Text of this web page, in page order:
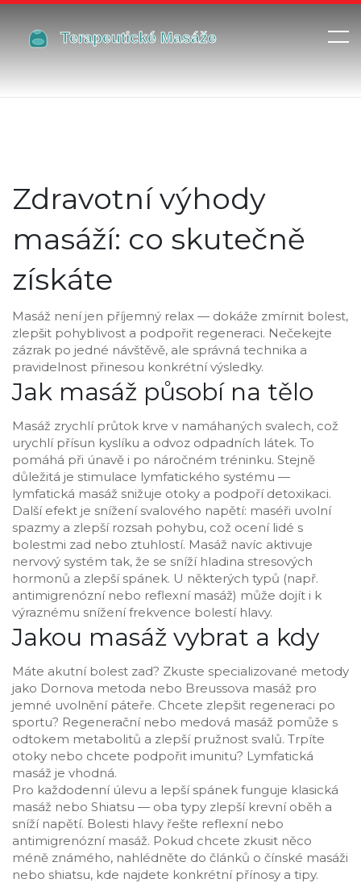
Zdravotní výhody
masáží: co skutečně
získáte
Masáž není jen příjemný relax — dokáže zmírnit bolest,
zlepšit pohyblivost a podpořit regeneraci. Nečekejte
zázrak po jedné návštěvě, ale správná technika a
pravidelnost přinesou konkrétní výsledky.
Jak masáž působí na tělo
Masáž zrychlí průtok krve v namáhaných svalech, což
urychlí přísun kyslíku a odvoz odpadních látek. To
pomáhá při únavě i po náročném tréninku. Stejně
důležitá je stimulace lymfatického systému —
lymfatická masáž snižuje otoky a podpoří detoxikaci.
Další efekt je snížení svalového napětí: maséři uvolní
spazmy a zlepší rozsah pohybu, což ocení lidé s
bolestmi zad nebo ztuhlostí. Masáž navíc aktivuje
nervový systém tak, že se sníží hladina stresových
hormonů a zlepší spánek. U některých typů (např.
antimigrenózní nebo reflexní masáž) může dojít i k
výraznému snížení frekvence bolestí hlavy.
Jakou masáž vybrat a kdy
Máte akutní bolest zad? Zkuste specializované metody
jako Dornova metoda nebo Breussova masáž pro
jemné uvolnění páteře. Chcete zlepšit regeneraci po
sportu? Regenerační nebo medová masáž pomůže s
odtokem metabolitů a zlepší pružnost svalů. Trpíte
otoky nebo chcete podpořit imunitu? Lymfatická
masáž je vhodná.
Pro každodenní úlevu a lepší spánek funguje klasická
masáž nebo Shiatsu — oba typy zlepší krevní oběh a
sníží napětí. Bolesti hlavy řešte reflexní nebo
antimigrenózní masáž. Pokud chcete zkusit něco
méně známého, nahlédněte do článků o čínské masáži
nebo shiatsu, kde najdete konkrétní přínosy a tipy.